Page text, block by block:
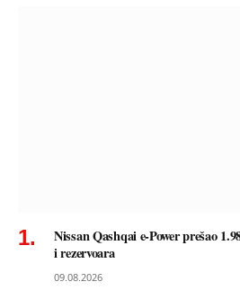
Nissan Qashqai e-Power prešao
i rezervoara
09.08.2026